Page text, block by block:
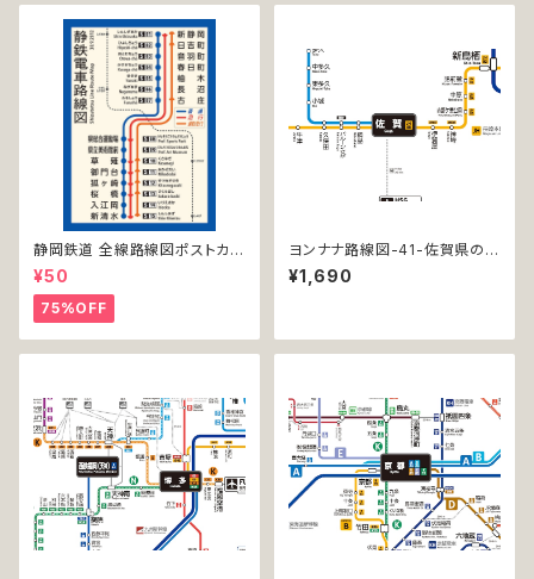
静岡鉄道 全線路線図ポストカー
ド 2017
¥50
75%OFF
ヨンナナ路線図-41-佐賀県の鉄
道 (Saga / デジタル / LT)
¥1,690